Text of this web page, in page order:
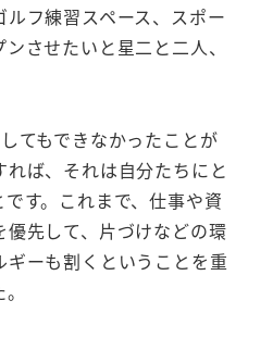
フ練習スペース、スポー
させたいと星二と二人、
てもできなかったことが
ば、それは自分たちにと
す。これまで、仕事や資
先して、片づけなどの環
ーも割くということを重